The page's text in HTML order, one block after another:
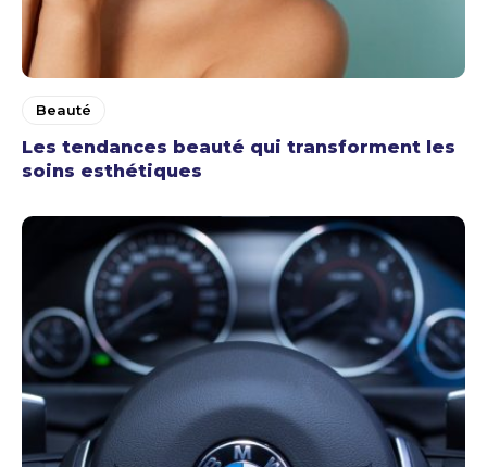
Beauté
Les tendances beauté qui transforment les
soins esthétiques